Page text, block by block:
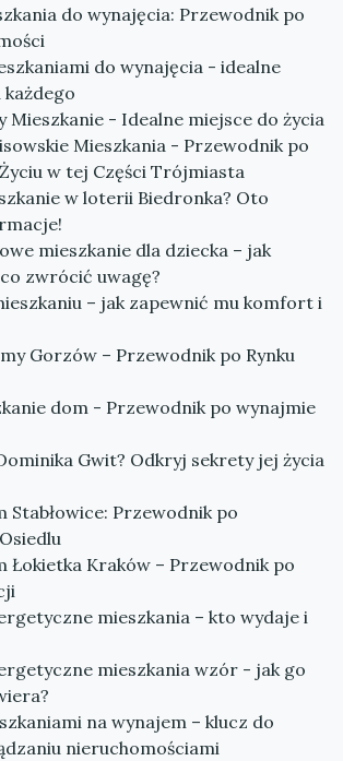
do wynajęcia: Przewodnik po
do wynajęcia - idealne
Mieszkanie - Idealne miejsce do życia
Mieszkania - Przewodnik po
w tej Części Trójmiasta
w loterii Biedronka? Oto
mieszkanie dla dziecka – jak
zwrócić uwagę?
– jak zapewnić mu komfort i
Gorzów – Przewodnik po Rynku
dom - Przewodnik po wynajmie
Gwit? Odkryj sekrety jej życia
Stabłowice: Przewodnik po
Łokietka Kraków – Przewodnik po
mieszkania – kto wydaje i
mieszkania wzór - jak go
na wynajem – klucz do
nieruchomościami